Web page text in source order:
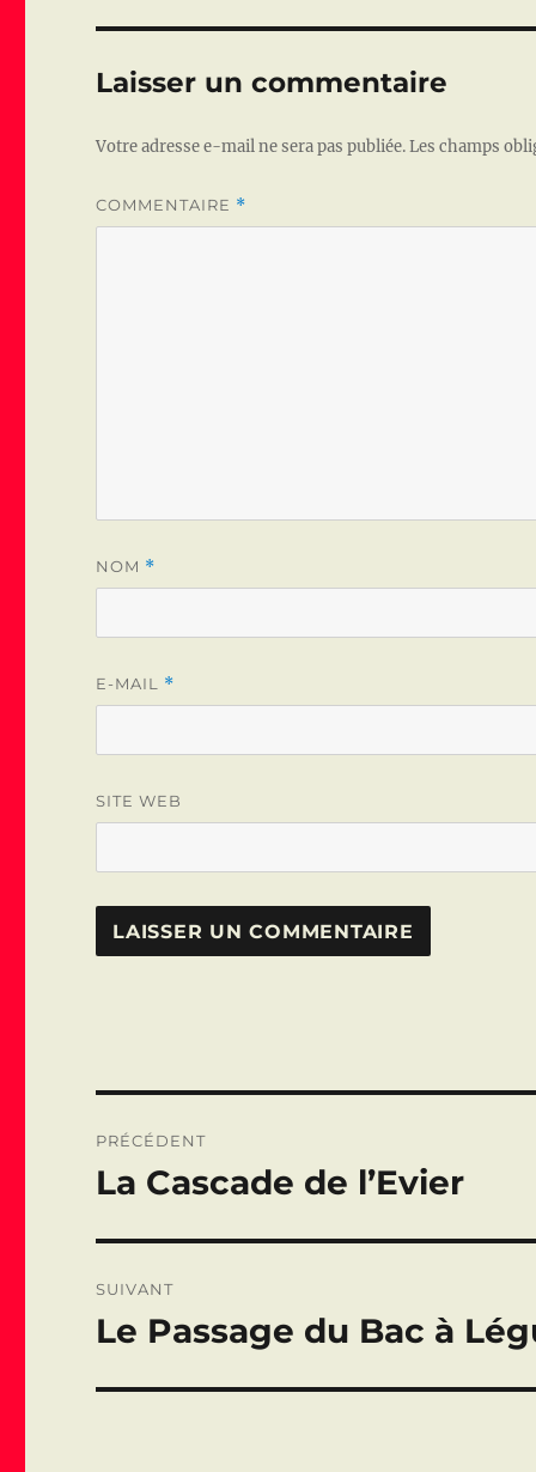
b
o
k
r
Laisser un commentaire
Votre adresse e-mail ne sera pas publiée.Les champs
COMMENTAIRE *
NOM *
E-MAIL *
SITE WEB
de
PRÉCÉDENT
Publication
La Cascade de l’Evier
SUIVANT
Publication
Le Passage du Bac à